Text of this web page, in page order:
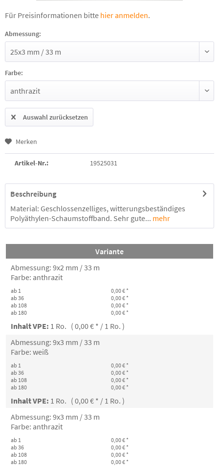
Für Preisinformationen bitte hier anmelden.
Abmessung:
Farbe:
Auswahl zurücksetzen
Merken
Artikel-Nr.: 19525031
Beschreibung
Material: Geschlossenzelliges, witterungsbeständiges
Polyäthylen-Schaumstoffband. Sehr gute... mehr
Variante
Abmessung: 9x2 mm / 33 m
Farbe: anthrazit
ab 1
0,00 € *
ab 36
0,00 € *
ab 108
0,00 € *
ab 180
0,00 € *
Inhalt VPE: 1 Ro. ( 0,00 € * / 1 Ro. )
Abmessung: 9x3 mm / 33 m
Farbe: weiß
ab 1
0,00 € *
ab 36
0,00 € *
ab 108
0,00 € *
ab 180
0,00 € *
Inhalt VPE: 1 Ro. ( 0,00 € * / 1 Ro. )
Abmessung: 9x3 mm / 33 m
Farbe: anthrazit
ab 1
0,00 € *
ab 36
0,00 € *
ab 108
0,00 € *
ab 180
0,00 € *